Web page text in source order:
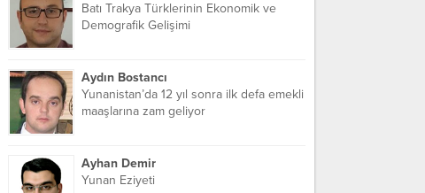
Batı Trakya Türklerinin Ekonomik ve
Demografik Gelişimi
Aydın Bostancı
Yunanistan’da 12 yıl sonra ilk defa emekli
maaşlarına zam geliyor
Ayhan Demir
Yunan Eziyeti